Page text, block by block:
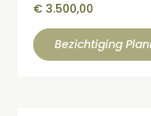
€ 3.500,00
Bezichtiging